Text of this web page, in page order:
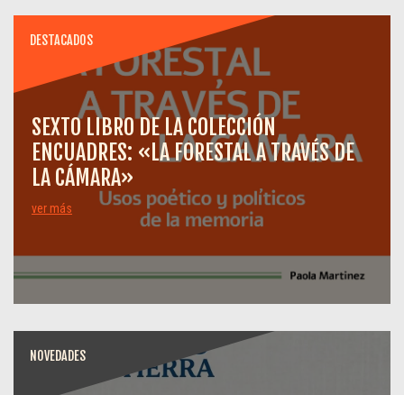
DESTACADOS
SEXTO LIBRO DE LA COLECCIÓN
ENCUADRES: «LA FORESTAL A TRAVÉS DE
LA CÁMARA»
ver más
NOVEDADES